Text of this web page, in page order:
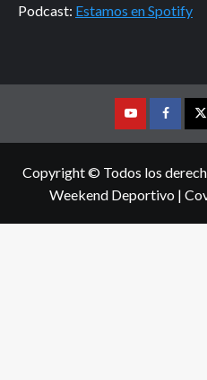
Podcast: Estamos en Spotify
Youtube
Copyright © Todos los
Weekend Deportivo |